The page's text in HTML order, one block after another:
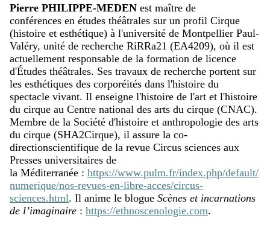
Pierre PHILIPPE-MEDEN est maître de
conférences en études théâtrales sur un profil Cirque
(histoire et esthétique) à l'université de Montpellier Paul-
Valéry, unité de recherche RiRRa21 (EA4209), où il est
actuellement responsable de la formation de licence
d'Études théâtrales. Ses travaux de recherche portent sur
les esthétiques des corporéités dans l'histoire du
spectacle vivant. Il enseigne l'histoire de l'art et l'histoire
du cirque au Centre national des arts du cirque (CNAC).
Membre de la Société d'histoire et anthropologie des arts
du cirque (SHA2Cirque), il assure la co-
directionscientifique de la revue Circus sciences aux
Presses universitaires de
la Méditerranée : https://www.pulm.fr/index.php/default/
numerique/nos-revues-en-libre-acces/circus-
sciences.html. Il anime le blogue Scènes et incarnations
de l’imaginaire : https://ethnoscenologie.com.